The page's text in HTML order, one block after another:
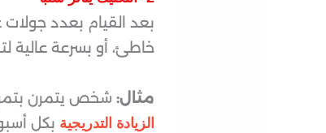
بعد القيام بعدد
خاطئ، أو بسرعة عالية
مثال:شخص يتمرن
الزيادة التدريجية بكل